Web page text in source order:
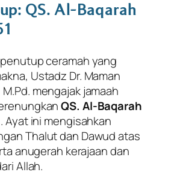
QS. Al-Baqarah
ceramah yang
Ustadz Dr. Maman
mengajak jamaah
QS. Al-Baqarah
. Ayat ini mengisahkan
Thalut dan Dawud atas
anugerah kerajaan dan
Allah.